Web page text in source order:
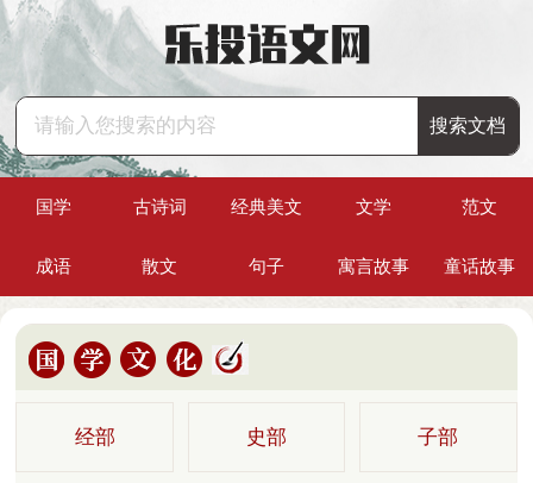
国学 古诗词 经典美文 文学 范文
成语 散文 句子 寓言故事 童话故事
经部 史部 子部